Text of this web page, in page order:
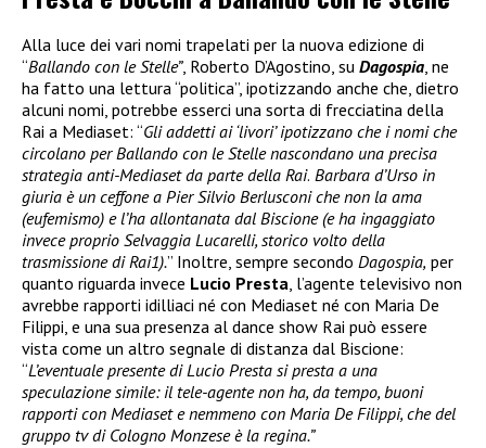
Alla luce dei vari nomi trapelati per la nuova edizione di
“Ballando con le Stelle”, Roberto D’Agostino, su Dagospia, ne
ha fatto una lettura “politica”, ipotizzando anche che, dietro
alcuni nomi, potrebbe esserci una sorta di frecciatina della
Rai a Mediaset: “Gli addetti ai ‘livori’ ipotizzano che i nomi che
circolano per Ballando con le Stelle nascondano una precisa
strategia anti-Mediaset da parte della Rai. Barbara d’Urso in
giuria è un ceffone a Pier Silvio Berlusconi che non la ama
(eufemismo) e l’ha allontanata dal Biscione (e ha ingaggiato
invece proprio Selvaggia Lucarelli, storico volto della
trasmissione di Rai1).” Inoltre, sempre secondo Dagospia, per
quanto riguarda invece Lucio Presta, l’agente televisivo non
avrebbe rapporti idilliaci né con Mediaset né con Maria De
Filippi, e una sua presenza al dance show Rai può essere
vista come un altro segnale di distanza dal Biscione:
“L’eventuale presente di Lucio Presta si presta a una
speculazione simile: il tele-agente non ha, da tempo, buoni
rapporti con Mediaset e nemmeno con Maria De Filippi, che del
gruppo tv di Cologno Monzese è la regina.”